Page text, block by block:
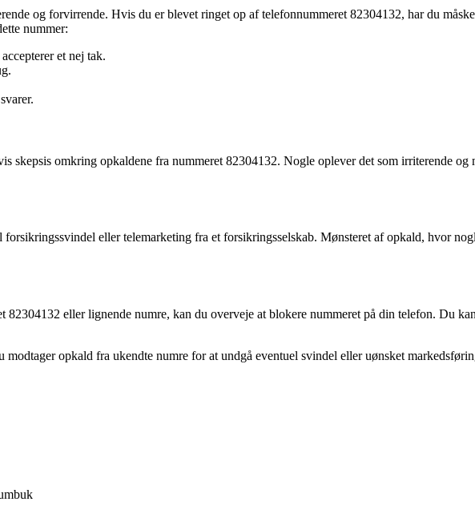
og forvirrende. Hvis du er blevet ringet op af telefonnummeret 82304132, har du
nummer:
et nej tak.
skepsis omkring opkaldene fra nummeret 82304132. Nogle oplever det som irriterende
forsikringssvindel eller telemarketing fra et forsikringsselskab. Mønsteret af opkald, hvor
82304132 eller lignende numre, kan du overveje at blokere nummeret på din telefon. Du
opkald fra ukendte numre for at undgå eventuel svindel eller uønsket